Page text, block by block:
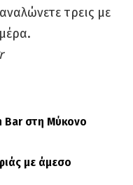
τρεις με
Bar στη Μύκονο
με άμεσο